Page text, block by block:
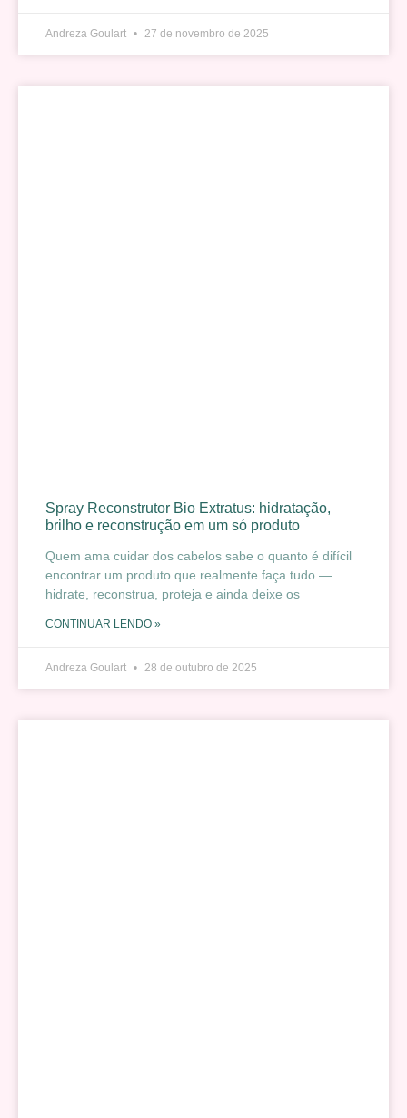
Andreza Goulart 27 de novembro de 2025
Spray Reconstrutor Bio Extratus: hidratação,
brilho e reconstrução em um só produto
Quem ama cuidar dos cabelos sabe o quanto é difícil
encontrar um produto que realmente faça tudo —
hidrate, reconstrua, proteja e ainda deixe os
CONTINUAR LENDO »
Andreza Goulart 28 de outubro de 2025